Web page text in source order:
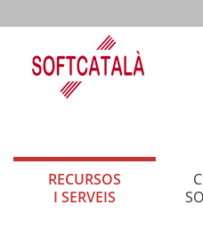
RECURSOS
I SERVEIS